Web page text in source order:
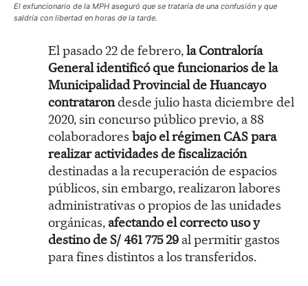
El exfuncionario de la MPH aseguró que se trataría de una confusión y que
saldría con libertad en horas de la tarde.
El pasado 22 de febrero,la Contraloría
General identificó que funcionarios de la
Municipalidad Provincial de Huancayo
contratarondesde julio hasta diciembre del
2020, sin concurso público previo, a 88
colaboradores bajo el régimen CAS para
realizar actividades de fiscalización
destinadas a la recuperación de espacios
públicos, sin embargo, realizaron labores
administrativas o propios de las unidades
orgánicas, afectando el correcto uso y
destino de S/ 461 775 29 al permitir gastos
para fines distintos a los transferidos.